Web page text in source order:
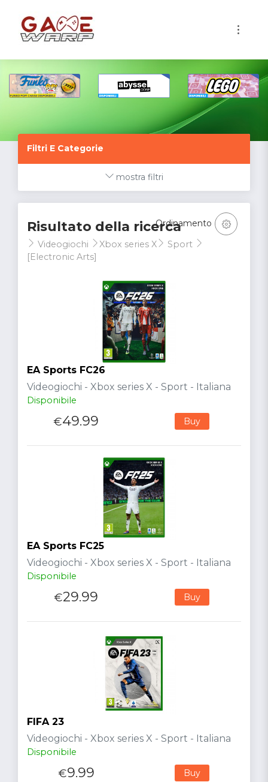
Filtri E Categorie
mostra filtri
Risultato della ricerca
Videogiochi Xbox series X
Sport
[Electronic Arts]
Ordinamento
EA Sports FC26
Videogiochi - Xbox series X - Sport - Italiana
Disponibile
€49.99 Buy
EA Sports FC25
Videogiochi - Xbox series X - Sport - Italiana
Disponibile
€29.99 Buy
FIFA 23
Videogiochi - Xbox series X - Sport - Italiana
Disponibile
€9.99 Buy